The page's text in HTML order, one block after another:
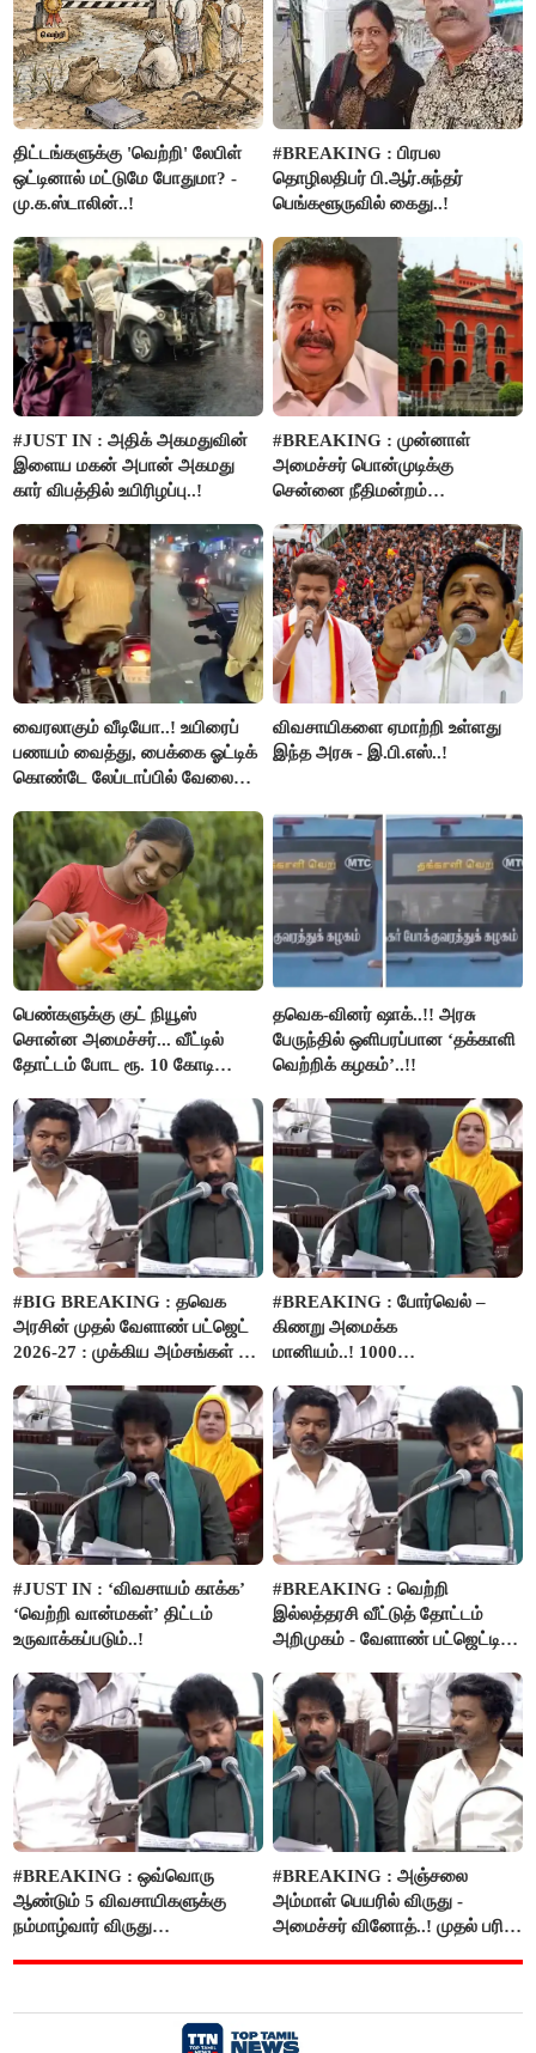
திட்டங்களுக்கு 'வெற்றி' லேபிள்
ஒட்டினால் மட்டுமே போதுமா? -
மு.க.ஸ்டாலின்..!
#BREAKING : பிரபல
தொழிலதிபர் பி.ஆர்.சுந்தர்
பெங்களூருவில் கைது..!
#JUST IN : அதிக் அகமதுவின்
இளைய மகன் அபான் அகமது
கார் விபத்தில் உயிரிழப்பு..!
#BREAKING : முன்னாள்
அமைச்சர் பொன்முடிக்கு
சென்னை நீதிமன்றம்
வைரலாகும் வீடியோ..! உயிரைப்
பணயம் வைத்து, பைக்கை ஓட்டிக்
கொண்டே லேப்டாப்பில் வேலை
விவசாயிகளை ஏமாற்றி உள்ளது
இந்த அரசு - இ.பி.எஸ்..!
பெண்களுக்கு குட் நியூஸ்
சொன்ன அமைச்சர்... வீட்டில்
தோட்டம் போட ரூ. 10 கோடி
தவெக-வினர் ஷாக்..!! அரசு
பேருந்தில் ஒளிபரப்பான ‘தக்காளி
வெற்றிக் கழகம்’..!!
#BIG BREAKING : தவெக
அரசின் முதல் வேளாண் பட்ஜெட்
2026-27 : முக்கிய அம்சங்கள் ஓர்
#BREAKING : போர்வெல் –
கிணறு அமைக்க
மானியம்..! 1000
பம்புசெட் வழங்கப்படும்..!
#JUST IN : ‘விவசாயம் காக்க’
‘வெற்றி வான்மகள்’ திட்டம்
உருவாக்கப்படும்..!
#BREAKING : வெற்றி
இல்லத்தரசி வீட்டுத் தோட்டம்
அறிமுகம் - வேளாண் பட்ஜெட்டில்
#BREAKING : ஒவ்வொரு
ஆண்டும் 5 விவசாயிகளுக்கு
நம்மாழ்வார் விருது
#BREAKING : அஞ்சலை
அம்மாள் பெயரில் விருது -
அமைச்சர் வினோத்..! முதல் பரிசு